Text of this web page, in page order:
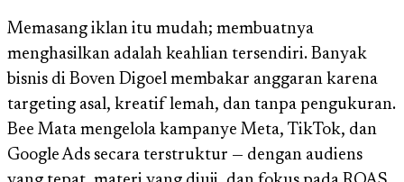
Memasang iklan itu mudah; membuatnya
menghasilkan adalah keahlian tersendiri. Banyak
bisnis di Boven Digoel membakar anggaran karena
targeting asal, kreatif lemah, dan tanpa pengukuran.
Bee Mata mengelola kampanye Meta, TikTok, dan
Google Ads secara terstruktur — dengan audiens